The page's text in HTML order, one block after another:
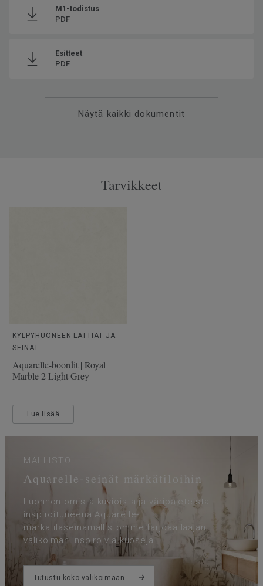
M1-todistus
PDF
Esitteet
PDF
Näytä kaikki dokumentit
Tarvikkeet
KYLPYHUONEEN LATTIAT JA
SEINÄT
Aquarelle-boordit | Royal
Marble 2 Light Grey
Lue lisää
MALLISTO
Aquarelle-seinät märkätiloihin
Luonnon omista kuvioista ja väripaleteista
inspiroituneena Aquarelle-
märkätilaseinämallistomme tarjoaa laajan
valikoiman inspiroivia kuoseja.
Tutustu koko valikoimaan